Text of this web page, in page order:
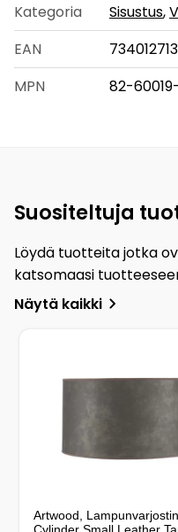
Kategoria
Sisustus,
EAN
MPN
82-
Suositeltuja
Löydä tuotteita jotka
katsomaasi
Näytä kaikki
Artwood, Lampunvarjostin
Cylinder Small Leather